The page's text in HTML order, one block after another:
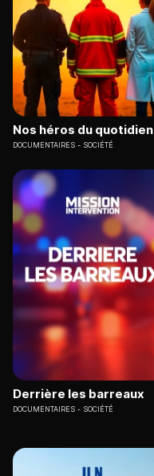
Nos héros du quotidien
DOCUMENTAIRES SOCIÉTÉ
Derrière les barreaux
DOCUMENTAIRES SOCIÉTÉ